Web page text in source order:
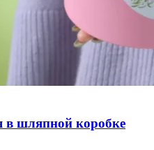
в шляпной коробке